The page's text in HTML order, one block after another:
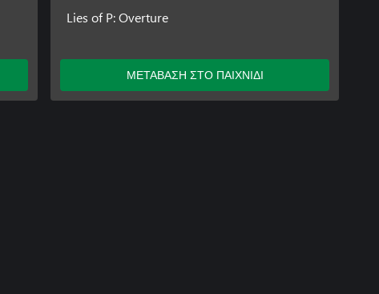
Lies of P: Overture
ΜΕΤΑΒΑΣΗ ΣΤΟ ΠΑΙΧΝΙΔΙ